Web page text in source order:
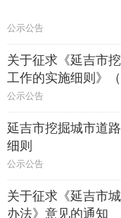
公示公告
关于征求《延吉市
工作的实施细则》
公示公告
延吉市挖掘城市道
细则
公示公告
关于征求《延吉市
办法》意见的通知